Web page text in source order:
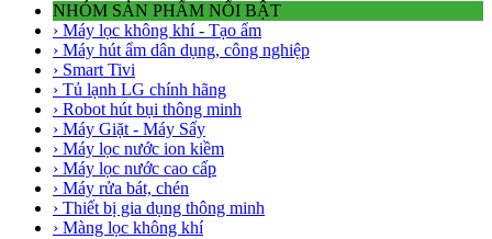
NHÓM SẢN PHẨM NỔI BẬT
› Máy lọc không khí - Tạo ẩm
› Máy hút ẩm dân dụng, công nghiệp
› Smart Tivi
› Tủ lạnh LG chính hãng
› Robot hút bụi thông minh
› Máy Giặt - Máy Sấy
› Máy lọc nước ion kiềm
› Máy lọc nước cao cấp
› Máy rửa bát, chén
› Thiết bị gia dụng thông minh
› Màng lọc không khí